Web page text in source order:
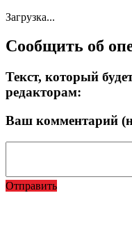
Загрузка...
Сообщить об
Текст, который
редакторам:
Ваш комментарий
Отправить